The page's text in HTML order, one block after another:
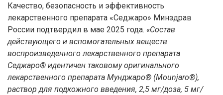
Качество, безопасность и эффективность
лекарственного препарата «Седжаро» Минздрав
России подтвердил в мае 2025 года. «Состав
действующего и вспомогательных веществ
воспроизведенного лекарственного препарата
Седжаро® идентичен таковому оригинального
лекарственного препарата Мунджаро® (Mounjaro®),
раствор для подкожного введения, 2,5 мг/доза, 5 мг/